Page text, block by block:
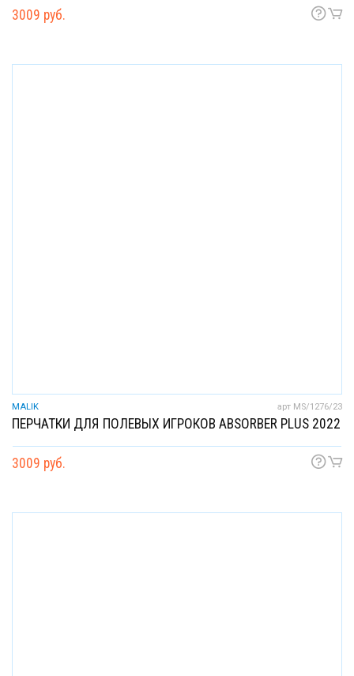
3009 руб.
MALIK арт MS/1276/23
ПЕРЧАТКИ ДЛЯ ПОЛЕВЫХ ИГРОКОВ ABSORBER PLUS 2022
3009 руб.